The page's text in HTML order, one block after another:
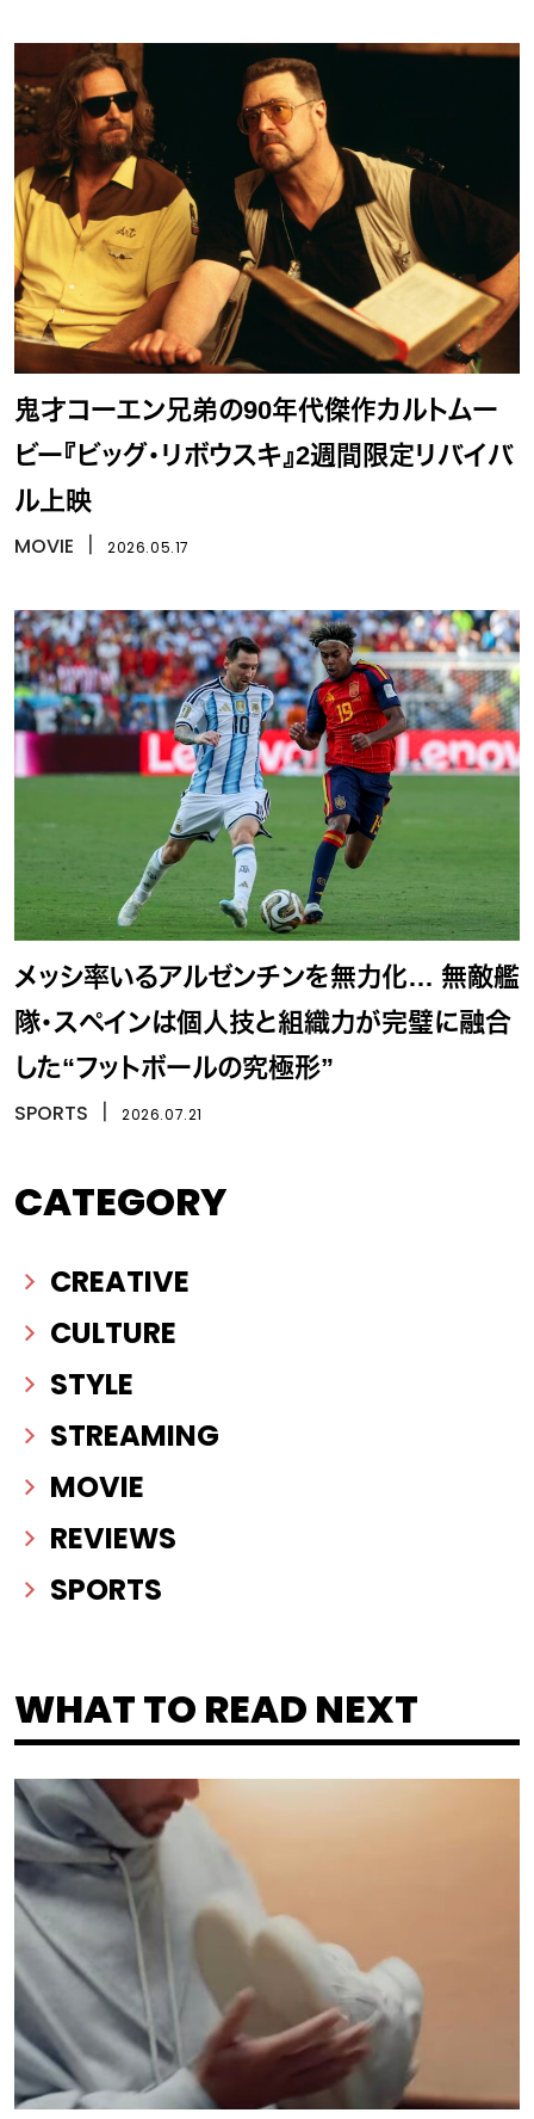
鬼才コーエン兄弟の90年代傑作カルトムー
ビー『ビッグ・リボウスキ』2週間限定リバイバ
ル上映
MOVIE 2026.05.17
メッシ率いるアルゼンチンを無力化… 無敵艦
隊・スペインは個人技と組織力が完璧に融合
した“フットボールの究極形”
SPORTS 2026.07.21
CATEGORY
CREATIVE
CULTURE
STYLE
STREAMING
MOVIE
REVIEWS
SPORTS
WHAT TO READ NEXT